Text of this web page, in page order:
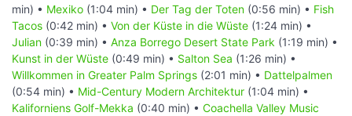
min) • Mexiko (1:04 min) • Der Tag der Toten (0:56 min) • Fish
Tacos (0:42 min) • Von der Küste in die Wüste (1:24 min) •
Julian (0:39 min) • Anza Borrego Desert State Park (1:19 min) •
Kunst in der Wüste (0:49 min) • Salton Sea (1:26 min) •
Willkommen in Greater Palm Springs (2:01 min) • Dattelpalmen
(0:54 min) • Mid-Century Modern Architektur (1:04 min) •
Kaliforniens Golf-Mekka (0:40 min) • Coachella Valley Music